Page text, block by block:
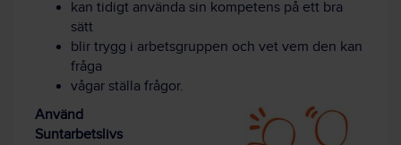
kan tidigt använda sin kompetens på ett bra
sätt
blir trygg i arbetsgruppen och vet vem den kan
fråga
vågar ställa frågor.
Använd
Suntarbetslivs